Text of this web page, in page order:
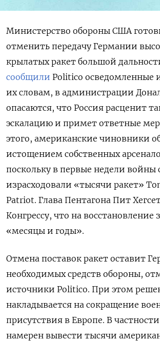
Министерство обороны США
отменить передачу Германии
крылатых ракет большой
сообщили Politico осведомленные
их словам, в администрации
опасаются, что Россия расценит
эскалацию и примет ответные
этого, американские чиновники
истощением собственных
поскольку в первые недели
израсходовали «тысячи ракет»
Patriot. Глава Пентагона Пит
Конгрессу, что на восстановление
«месяцы и годы».
Отмена поставок ракет оставит
необходимых средств обороны,
источники Politico. При этом
накладывается на сокращение
присутствия в Европе. В
намерен вывести тысячи